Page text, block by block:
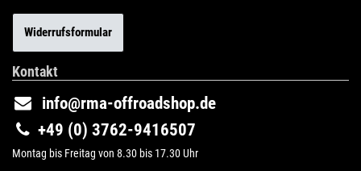
Widerrufsformular
Kontakt
info@rma-offroadshop.de
+49 (0) 3762-9416507
Montag bis Freitag von 8.30 bis 17.30 Uhr